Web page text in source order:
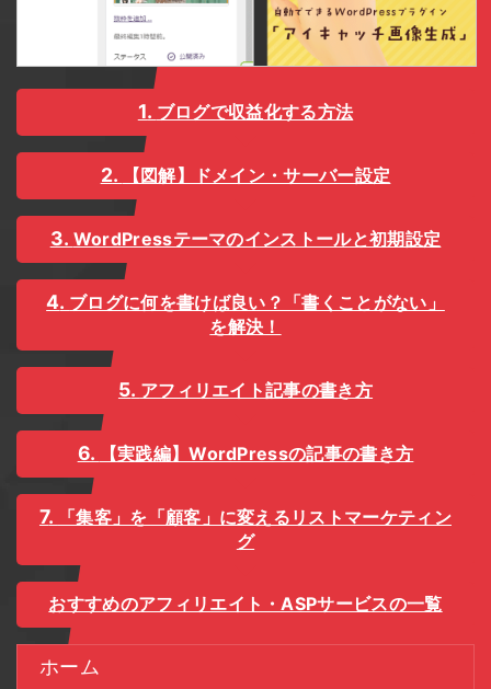
ブログで収益化する方法
【図解】ドメイン・サーバー設定
WordPressテーマのインストールと初期設定
ブログに何を書けば良い？「書くことがない」
を解決！
アフィリエイト記事の書き方
【実践編】WordPressの記事の書き方
「集客」を「顧客」に変えるリストマーケティン
グ
おすすめのアフィリエイト・ASPサービスの一覧
ホーム